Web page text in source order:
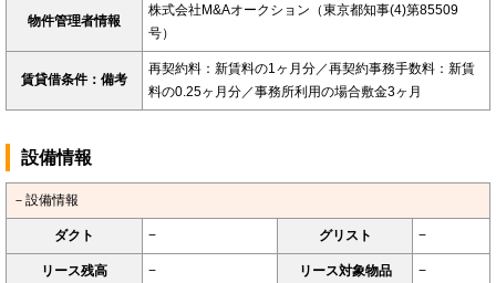
物件管理者情報
株式会社M&Aオークション（東京都知事(4)第85509
号）
賃貸借条件：備考
再契約料：新賃料の1ヶ月分／再契約事務手数料：新賃
料の0.25ヶ月分／事務所利用の場合敷金3ヶ月
設備情報
－設備情報
ダクト − グリスト −
リース残高 − リース対象物品 −